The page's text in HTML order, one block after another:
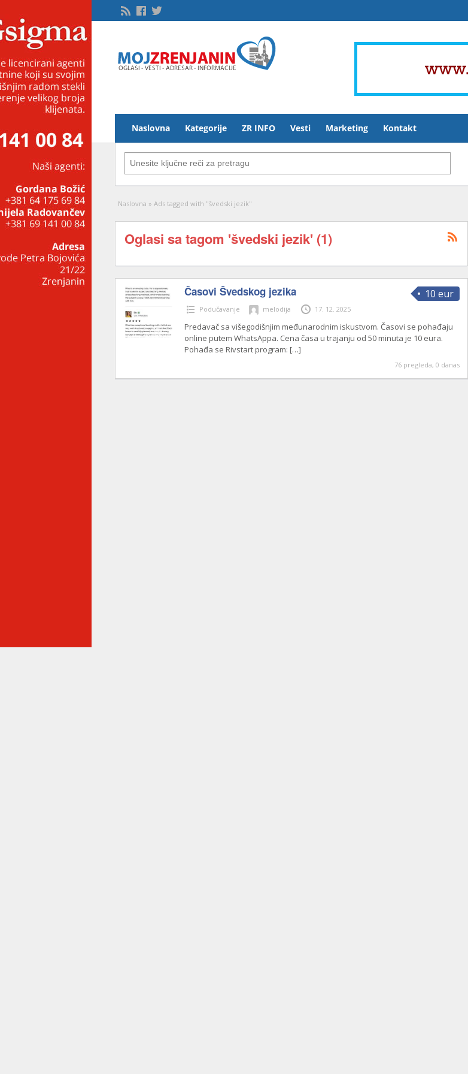
Naslovna Kategorije ZR INFO Vesti Marketing Kontakt
Naslovna » Ads tagged with "švedski jezik"
Oglasi sa tagom 'švedski jezik' (1)
10 eur
Časovi Švedskog jezika
Podučavanje melodija 17. 12. 2025
Predavač sa višegodišnjim međunarodnim iskustvom. Časovi se pohađaju
online putem WhatsAppa. Cena časa u trajanju od 50 minuta je 10 eura.
Pohađa se Rivstart program: […]
76 pregleda, 0 danas